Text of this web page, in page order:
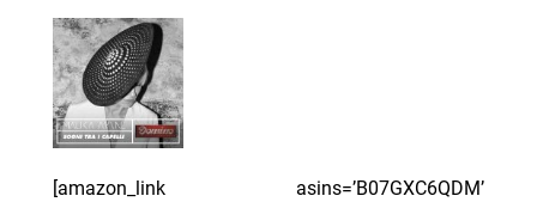
[amazon_link asins=’B07GXC6QDM’